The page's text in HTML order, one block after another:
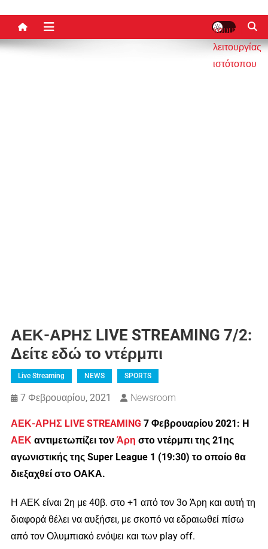
κουμπί
λειτουργίας
ιστότοπου
ΑΕΚ-ΑΡΗΣ LIVE STREAMING 7/2:
Δείτε εδώ το ντέρμπι
Live Streaming NEWS SPORTS
7 Φεβρουαρίου, 2021 Newsroom
ΑΕΚ-ΑΡΗΣ LIVE STREAMING 7 Φεβρουαρίου 2021: Η
ΑΕΚαντιμετωπίζει τονΆρη στο ντέρμπι της 21ης
αγωνιστικής της Super League 1 (19:30) το οποίο θα
διεξαχθεί στο ΟΑΚΑ.
Η ΑΕΚ είναι 2η με 40β. στο +1 από τον 3ο Άρη και αυτή τη
διαφορά θέλει να αυξήσει, με σκοπό να εδραιωθεί πίσω
από τον Ολυμπιακό ενόψει και των play off.